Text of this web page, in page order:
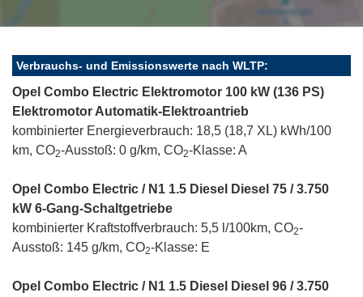
Verbrauchs- und Emissionswerte nach WLTP:
Opel Combo Electric Elektromotor 100 kW (136 PS)
Elektromotor Automatik-Elektroantrieb
kombinierter Energieverbrauch: 18,5 (18,7 XL) kWh/100
km, CO2-Ausstoß: 0 g/km, CO2-Klasse: A
Opel Combo Electric / N1 1.5 Diesel Diesel 75 / 3.750
kW 6-Gang-Schaltgetriebe
kombinierter Kraftstoffverbrauch: 5,5 l/100km, CO2-
Ausstoß: 145 g/km, CO2-Klasse: E
Opel Combo Electric / N1 1.5 Diesel Diesel 96 / 3.750